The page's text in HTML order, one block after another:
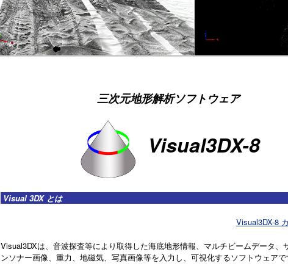
三次元地形解析ソフトウェア
Visual3DX-8
Visual 3DX とは
Visual3DX-8
Visual3DXは、音波探査等により取得した海底地形情報、マルチビームデータ、
ンソナー画像、重力、地磁気、写真画像等を入力し、可視化するソフトウェアで